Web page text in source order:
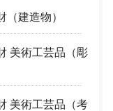
（建造物）
美術工芸品（彫
美術工芸品（考